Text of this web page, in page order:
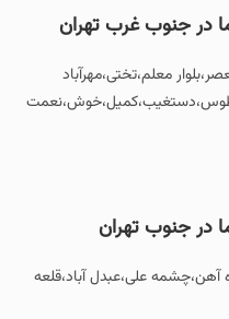
در جنوب غرب تهران
معلم،تختی،مهرآباد
در جنوب تهران
آهن،چشمه علی،عبدل آباد،قلعه